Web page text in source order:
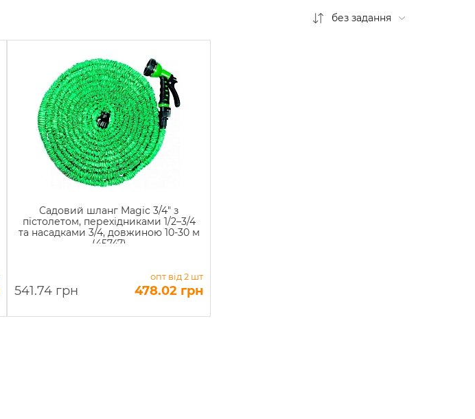
без задання
Садовий шланг Magic 3/4" з
пістолетом, перехідниками 1/2–3/4
та насадками 3/4, довжиною 10-30 м
(45747)
541.74 грн
опт від 2 шт
478.02 грн